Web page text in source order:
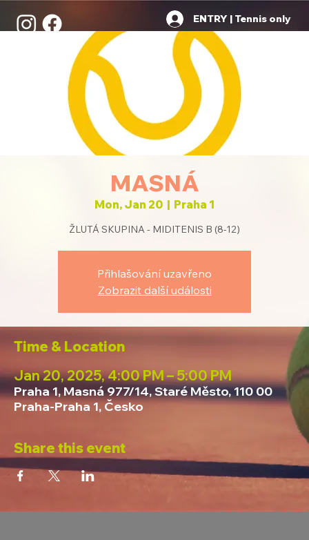
ENTRY | Tennis only
MASNÁ
Mon, Jan 20
  |
Praha 1
ŽLUTÁ SKUPINA - MIDITENIS B (8-12)
Přihlašování uzavřeno
Zobrazit další události
Time & Location
Jan 20, 2025, 4:00 PM – 5:00 PM
Praha 1, Masná 977/14, Staré Město, 110 00
Praha-Praha 1, Česko
Share this event